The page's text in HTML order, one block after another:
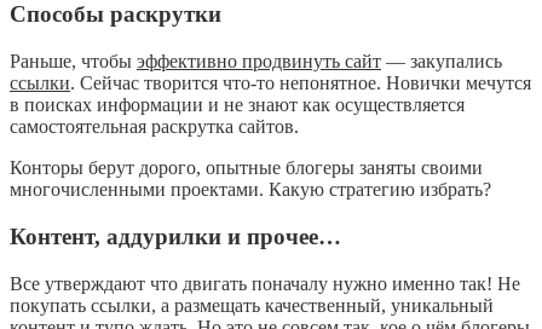
Способы раскрутки
Раньше, чтобы эффективно продвинуть сайт — закупались
ссылки. Сейчас творится что-то непонятное. Новички мечутся
в поисках информации и не знают как осуществляется
самостоятельная раскрутка сайтов.
Конторы берут дорого, опытные блогеры заняты своими
многочисленными проектами. Какую стратегию избрать?
Контент, аддурилки и прочее…
Все утверждают что двигать поначалу нужно именно так! Не
покупать ссылки, а размещать качественный, уникальный